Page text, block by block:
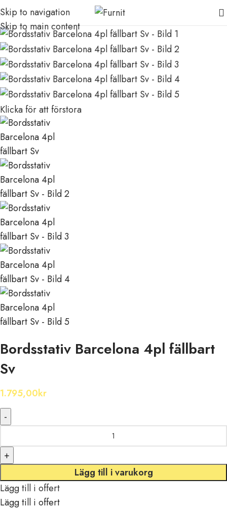
Skip to navigation
Skip to main content
Klicka för att förstora
Bordsstativ Barcelona 4pl fällbart
Sv
1.795,00kr
Lägg till i varukorg
Lägg till i offert
Lägg till i offert